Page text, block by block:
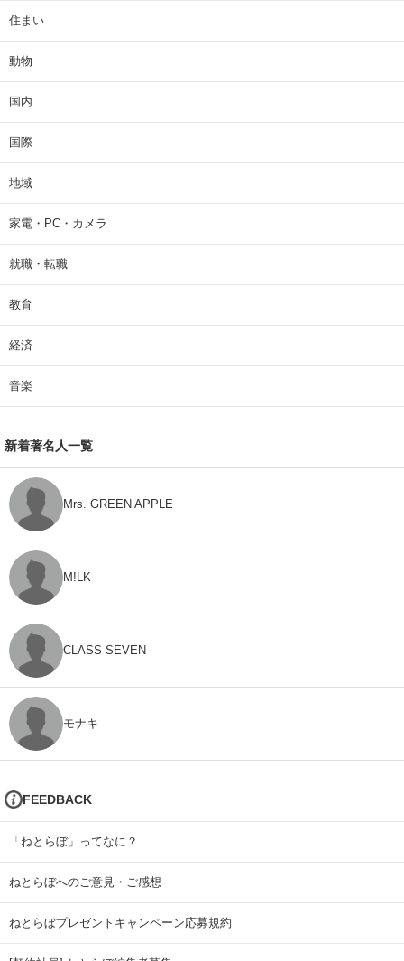
住まい
動物
国内
国際
地域
家電・PC・カメラ
就職・転職
教育
経済
音楽
新着著名人一覧
Mrs. GREEN APPLE
M!LK
CLASS SEVEN
モナキ
FEEDBACK
「ねとらぼ」ってなに？
ねとらぼへのご意見・ご感想
ねとらぼプレゼントキャンペーン応募規約